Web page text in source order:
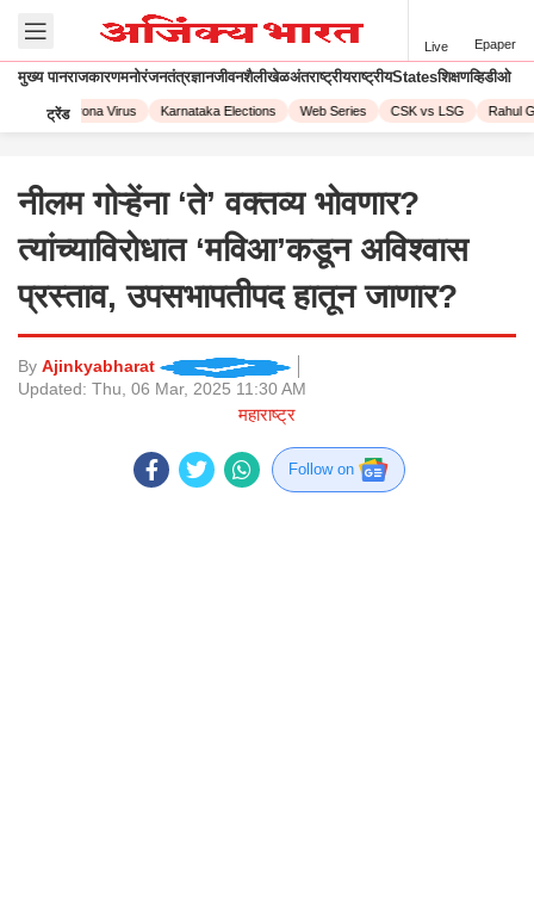
Live Epaper
मुख्य पानराजकारणमनोरंजनतंत्रज्ञानजीवनशैलीखेळअंतराष्ट्रीयराष्ट्रीयStatesशिक्षणव्हिडीओ
ट्रेंड
Corona Virus Karnataka Elections Web Series CSK vs LSG Rahul
नीलम गोऱ्हेंना ‘ते’ वक्तव्य भोवणार?
त्यांच्याविरोधात ‘मविआ’कडून अविश्वास
प्रस्ताव, उपसभापतीपद हातून जाणार?
By Ajinkyabharat
Updated: Thu, 06 Mar, 2025 11:30 AM
महाराष्ट्र
Follow on